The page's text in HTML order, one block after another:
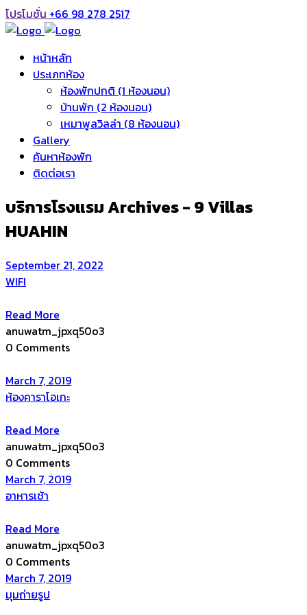
โปรโมชั่น +66 98 278 2517
หน้าหลัก
ประเภทห้อง
ห้องพักปกติ (1 ห้องนอน)
บ้านพัก (2 ห้องนอน)
เหมาพูลวิลล่า (8 ห้องนอน)
Gallery
ค้นหาห้องพัก
ติดต่อเรา
บริการโรงแรม Archives - 9 Villas
HUAHIN
September 21, 2022
WIFI
Read More
anuwatm_jpxq50o3
0 Comments
March 7, 2019
ห้องคาราโอเกะ
Read More
anuwatm_jpxq50o3
0 Comments
March 7, 2019
อาหารเช้า
Read More
anuwatm_jpxq50o3
0 Comments
March 7, 2019
มุมถ่ายรูป